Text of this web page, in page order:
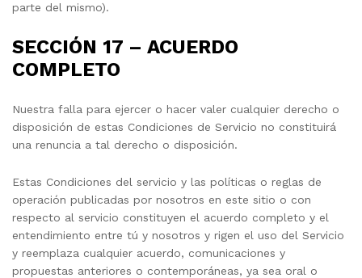
parte del mismo).
SECCIÓN 17 – ACUERDO
COMPLETO
Nuestra falla para ejercer o hacer valer cualquier derecho o
disposición de estas Condiciones de Servicio no constituirá
una renuncia a tal derecho o disposición.
Estas Condiciones del servicio y las políticas o reglas de
operación publicadas por nosotros en este sitio o con
respecto al servicio constituyen el acuerdo completo y el
entendimiento entre tú y nosotros y rigen el uso del Servicio
y reemplaza cualquier acuerdo, comunicaciones y
propuestas anteriores o contemporáneas, ya sea oral o